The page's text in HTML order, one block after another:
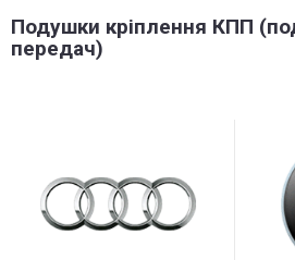
Подушки кріплення КПП
передач)